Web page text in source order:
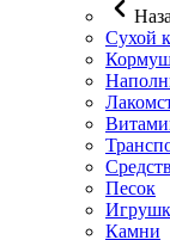
Сухой
Песок
Камни